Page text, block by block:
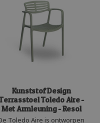
Kunststof Design
Toledo Aire -
Met Armleuning - Resol
Toledo Aire is ontworpen